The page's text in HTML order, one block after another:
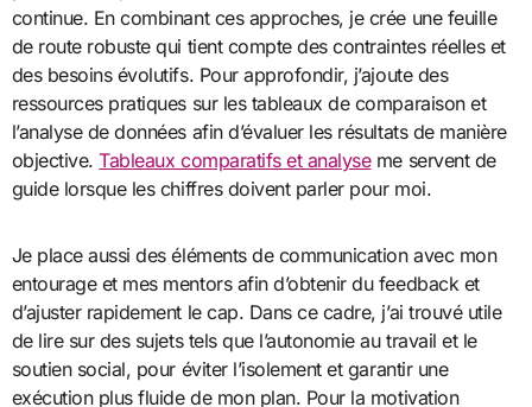
continue. En combinant ces approches, je crée une feuille
de route robuste qui tient compte des contraintes réelles et
des besoins évolutifs. Pour approfondir, j’ajoute des
ressources pratiques sur les tableaux de comparaison et
l’analyse de données afin d’évaluer les résultats de manière
objective.Tableaux comparatifs et analyseme servent de
guide lorsque les chiffres doivent parler pour moi.
Je place aussi des éléments de communication avec mon
entourage et mes mentors afin d’obtenir du feedback et
d’ajuster rapidement le cap. Dans ce cadre, j’ai trouvé utile
de lire sur des sujets tels que l’autonomie au travail et le
soutien social, pour éviter l’isolement et garantir une
exécution plus fluide de mon plan. Pour la motivation